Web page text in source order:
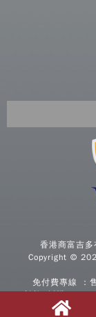
香港商富吉
Copyright ©
免付費專線 ：
諮詢/採購0800-
信箱：